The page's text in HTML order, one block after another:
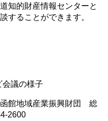
知的財産情報センターと
することができます。
会議の様子
函館地域産業振興財団 総
2600